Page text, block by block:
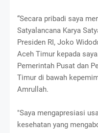
“Secara pribadi saya
Satyalancana Karya
Presiden RI, Joko
Aceh Timur kepada
Pemerintah Pusat dan
Timur di bawah
Amrullah.
"Saya mengapresiasi
kesehatan yang